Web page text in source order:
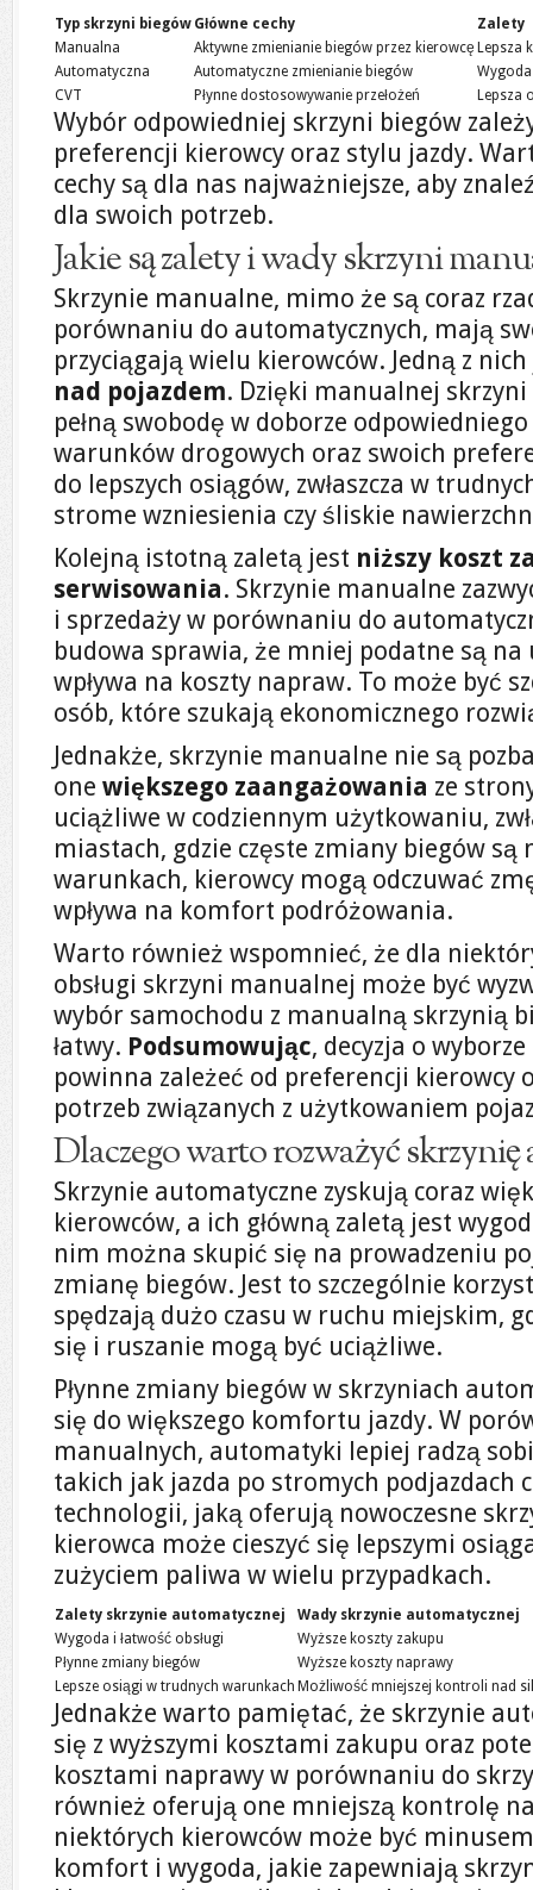
Typ skrzyni biegów Główne cechy
Zalety
Manualna
Aktywne zmienianie biegów przez kierowcę Lepsza
Automatyczna
Automatyczne zmienianie biegów
CVT
Płynne dostosowywanie przełożeń Lepsza
Wybór odpowiedniej skrzyni biegów
preferencji kierowcy oraz stylu jazdy.
cechy są dla nas najważniejsze, aby
dla swoich potrzeb.
Jakie są zalety i wady skrzyni
Skrzynie manualne, mimo że są coraz
porównaniu do automatycznych, mają
przyciągają wielu kierowców. Jedną z
nad pojazdem. Dzięki manualnej
pełną swobodę w doborze
warunków drogowych oraz swoich
do lepszych osiągów, zwłaszcza w
strome wzniesienia czy śliskie
Kolejną istotną zaletą jest niższy koszt
serwisowania. Skrzynie manualne
i sprzedaży w porównaniu do
budowa sprawia, że mniej podatne są na
wpływa na koszty napraw. To może być
osób, które szukają ekonomicznego
Jednakże, skrzynie manualne nie są
one większego zaangażowania ze
uciążliwe w codziennym użytkowaniu,
miastach, gdzie częste zmiany biegów
warunkach, kierowcy mogą odczuwać
wpływa na komfort podróżowania.
Warto również wspomnieć, że dla
obsługi skrzyni manualnej może być
wybór samochodu z manualną skrzynią
łatwy. Podsumowując, decyzja o
powinna zależeć od preferencji kierowcy
potrzeb związanych z użytkowaniem
Dlaczego warto rozważyć skrzynię
Skrzynie automatyczne zyskują coraz
kierowców, a ich główną zaletą jest
nim można skupić się na prowadzeniu
zmianę biegów. Jest to szczególnie
spędzają dużo czasu w ruchu miejskim,
się i ruszanie mogą być uciążliwe.
Płynne zmiany biegów w skrzyniach
się do większego komfortu jazdy. W
manualnych, automatyki lepiej radzą
takich jak jazda po stromych podjazdach
technologii, jaką oferują nowoczesne
kierowca może cieszyć się lepszymi
zużyciem paliwa w wielu przypadkach.
Zalety skrzynie automatycznej
Wady skrzynie automatycznej
Wygoda i łatwość obsługi
Wyższe koszty zakupu
Płynne zmiany biegów
Wyższe koszty naprawy
Lepsze osiągi w trudnych warunkach Możliwość mniejszej kontroli nad
Jednakże warto pamiętać, że skrzynie
się z wyższymi kosztami zakupu oraz
kosztami naprawy w porównaniu do
również oferują one mniejszą kontrolę
niektórych kierowców może być
komfort i wygoda, jakie zapewniają